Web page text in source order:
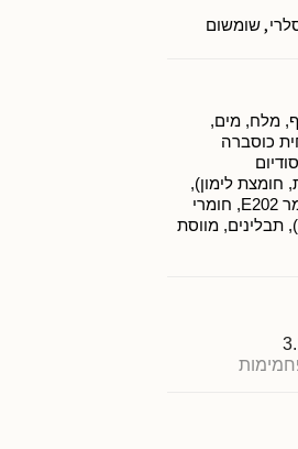
,שומשום
חריף, מלח, מים,
כוסברה
חומצת לימון),
חומר משמר (חומצה סורבית)), חומר משמר E202, חומרי
תבלינים, מווסת